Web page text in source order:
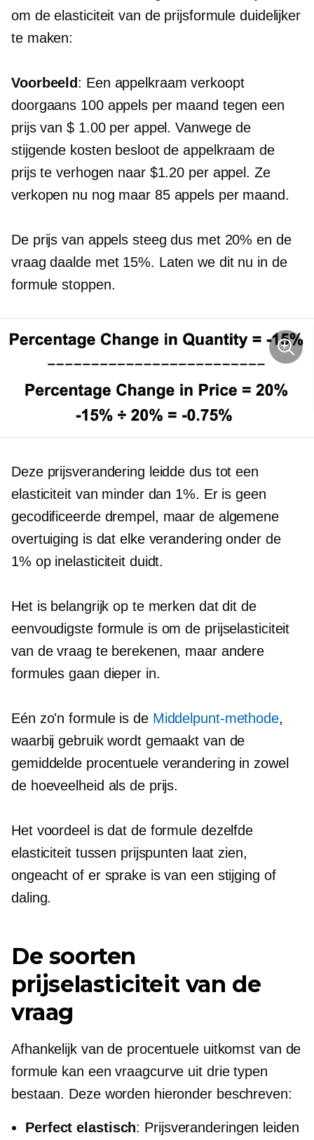
om de elasticiteit van de prijsformule duidelijker
te maken:
Voorbeeld: Een appelkraam verkoopt
doorgaans 100 appels per maand tegen een
prijs van $ 1.00 per appel. Vanwege de
stijgende kosten besloot de appelkraam de
prijs te verhogen naar $1.20 per appel. Ze
verkopen nu nog maar 85 appels per maand.
De prijs van appels steeg dus met 20% en de
vraag daalde met 15%. Laten we dit nu in de
formule stoppen.
Deze prijsverandering leidde dus tot een
elasticiteit van minder dan 1%. Er is geen
gecodificeerde drempel, maar de algemene
overtuiging is dat elke verandering onder de
1% op inelasticiteit duidt.
Het is belangrijk op te merken dat dit de
eenvoudigste formule is om de prijselasticiteit
van de vraag te berekenen, maar andere
formules gaan dieper in.
Eén zo'n formule is de Middelpunt-methode,
waarbij gebruik wordt gemaakt van de
gemiddelde procentuele verandering in zowel
de hoeveelheid als de prijs.
Het voordeel is dat de formule dezelfde
elasticiteit tussen prijspunten laat zien,
ongeacht of er sprake is van een stijging of
daling.
De soorten
prijselasticiteit van de
vraag
Afhankelijk van de procentuele uitkomst van de
formule kan een vraagcurve uit drie typen
bestaan. Deze worden hieronder beschreven:
Perfect elastisch: Prijsveranderingen leiden